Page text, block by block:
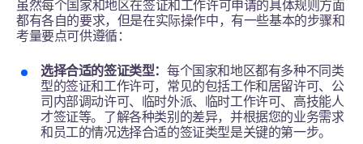
虽然每个国家和地区在签证和工作许可申请的具体规则方面
都有各自的要求，但是在实际操作中，有一些基本的步骤和
考量要点可供遵循：
选择合适的签证类型： 每个国家和地区都有多种不同类
型的签证和工作许可，常见的包括工作和居留许可、公
司内部调动许可、临时外派、临时工作许可、高技能人
才签证等。了解各种类别的差异，并根据您的业务需求
和员工的情况选择合适的签证类型是关键的第一步。